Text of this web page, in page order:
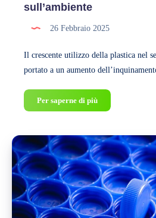
sull’ambiente
26 Febbraio 2025
Il crescente utilizzo della plastica nel
portato a un aumento
Per saperne di piùPackaging
biodegradabile:
materiali
utilizzare
per
diminuire
l’impatto
sull’ambiente